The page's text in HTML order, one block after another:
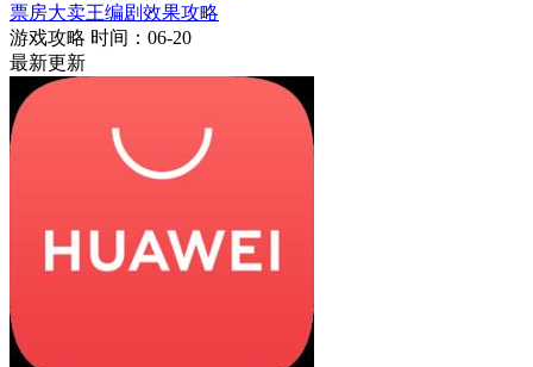
票房大卖王编剧效果攻略
游戏攻略 时间：06-20
最新更新